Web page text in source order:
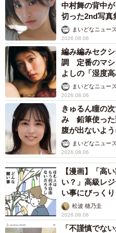
打ち合わせや商談につながった営業
楽楽メールマーケティング）
また、「打ち合わせや商談
したきっかけ」については
覚えがあった」（39.4％）、
（34.4％）、「メールのプレ
ることが書いてあった」（
からの「企業認知度向上（ブ
信者の興味をひきつける「件
面で表示される「プレビュー
いう第一関門を突破するた
中村舞の背中
切った2nd写真
まいどなニュー
2026.08.06
編み編みセク
調 定番のマシ
よしの「湿度
まいどなニュー
2026.08.06
きゅるん瞳の
み 鉛筆使った
腹が出ないよ
まいどなニュー
2026.08.06
【漫画】「高
い？」高級レ
い事にびっく
松波 穂乃圭
2026.08.06
「不謹慎でな